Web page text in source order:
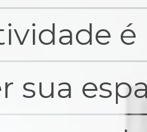
sua
sua